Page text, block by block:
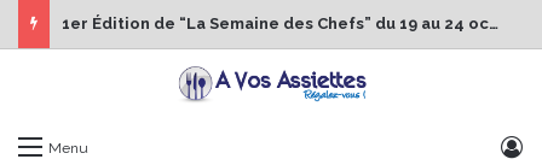
1er Édition de “La Semaine des Chefs” du 19 au 24 octobre 2026
Menu